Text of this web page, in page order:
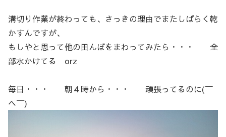
溝切り作業が終わっても、さっきの理由でまたしばらく乾
かすんですが、
もしやと思って他の田んぼをまわってみたら・・・ 全
部水かけてる orz
毎日・・・ 朝４時から・・・ 頑張ってるのに(￣
ヘ￣)